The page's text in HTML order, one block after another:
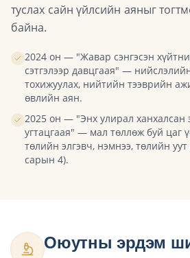
туслах сайн үйлсийн аяныг
байна.
2024 он — "Жавар сэнгэсэн
сэтгэлээр давцгаая" —
тохижуулах, нийтийн тээврийн
өвлийн аян.
2025 он — "Энх улирал ханхалсан
угтацгаая" — мал төллөж буй цаг
төлийн элгэвч, нэмнээ, төлийн
сарын 4).
Оюутны эрдэм